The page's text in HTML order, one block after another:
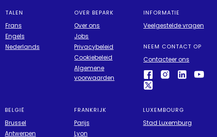
TALEN
Frans
Engels
Nederlands
OVER BEPARK
Over ons
Jobs
Privacybeleid
Cookiebeleid
Algemene
voorwaarden
INFORMATIE
Veelgestelde vragen
NEEM CONTACT OP
Contacteer ons
BELGIË
Brussel
Antwerpen
FRANKRIJK
Parijs
Lyon
LUXEMBOURG
Stad Luxemburg